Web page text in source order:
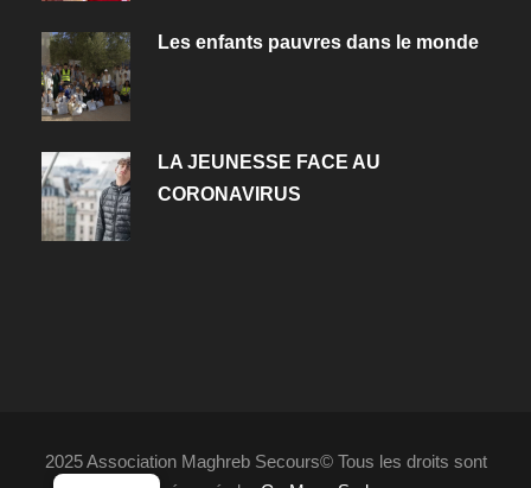
Les enfants pauvres dans le monde
LA JEUNESSE FACE AU
CORONAVIRUS
2025 Association Maghreb Secours© Tous les droits sont